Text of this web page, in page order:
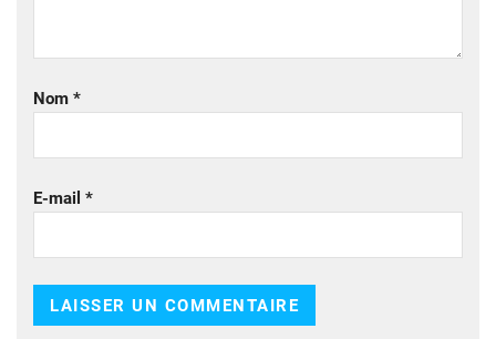
Nom *
E-mail *